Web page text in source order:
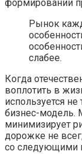
формировании
Рынок
слабее.
Когда
воплотить в
используется
бизнес-модель.
минимизирует
дорожке не
со следующими